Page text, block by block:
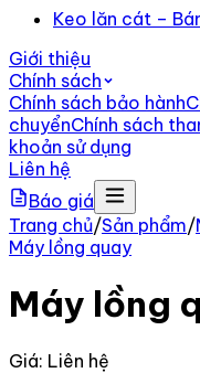
Keo lăn cát –
Giới thiệu
Chính sách
Chính sách bảo hành
chuyểnChính sách
khoản sử dụng
Liên hệ
Báo giá
Trang chủ/Sản phẩm/
Máy lồng quay
Máy lồng
Giá: Liên hệ